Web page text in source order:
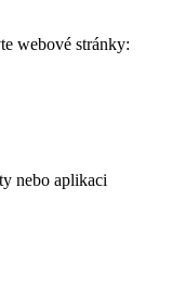
webové stránky:
nebo aplikaci